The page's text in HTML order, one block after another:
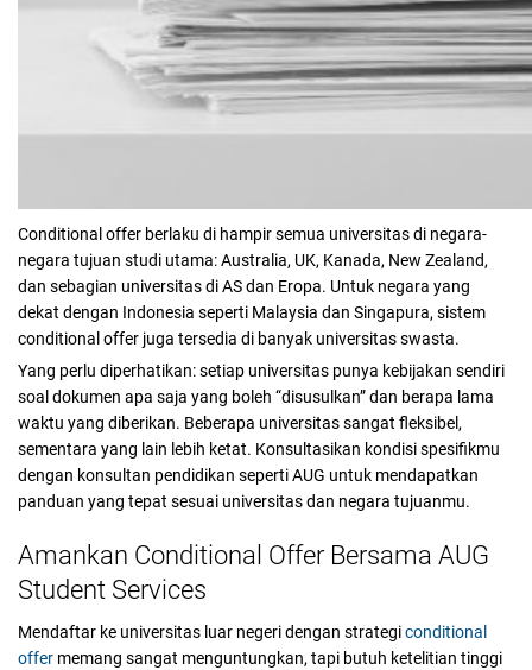
Conditional offer berlaku di hampir semua universitas di negara-
negara tujuan studi utama: Australia, UK, Kanada, New Zealand,
dan sebagian universitas di AS dan Eropa. Untuk negara yang
dekat dengan Indonesia seperti Malaysia dan Singapura, sistem
conditional offer juga tersedia di banyak universitas swasta.
Yang perlu diperhatikan: setiap universitas punya kebijakan sendiri
soal dokumen apa saja yang boleh “disusulkan” dan berapa lama
waktu yang diberikan. Beberapa universitas sangat fleksibel,
sementara yang lain lebih ketat. Konsultasikan kondisi spesifikmu
dengan konsultan pendidikan seperti AUG untuk mendapatkan
panduan yang tepat sesuai universitas dan negara tujuanmu.
Amankan Conditional Offer Bersama AUG
Student Services
Mendaftar ke universitas luar negeri dengan strategiconditional
offer memang sangat menguntungkan, tapi butuh ketelitian tinggi